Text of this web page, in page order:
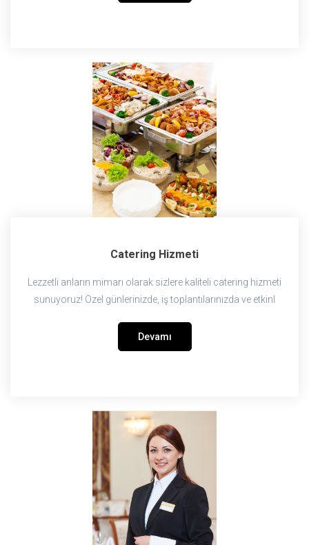
Catering Hizmeti
Lezzetli anların mimarı olarak sizlere kaliteli catering hizmeti
sunuyoruz! Özel günlerinizde, iş toplantılarınızda ve etkinl
Devamı